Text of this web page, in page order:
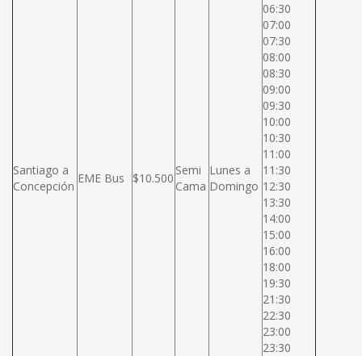
Santiago a
Concepción
EME Bus $10.500
Semi
Cama
Lunes a
Domingo
06:30
07:00
07:30
08:00
08:30
09:00
09:30
10:00
10:30
11:00
11:30
12:30
13:30
14:00
15:00
16:00
18:00
19:30
21:30
22:30
23:00
23:30